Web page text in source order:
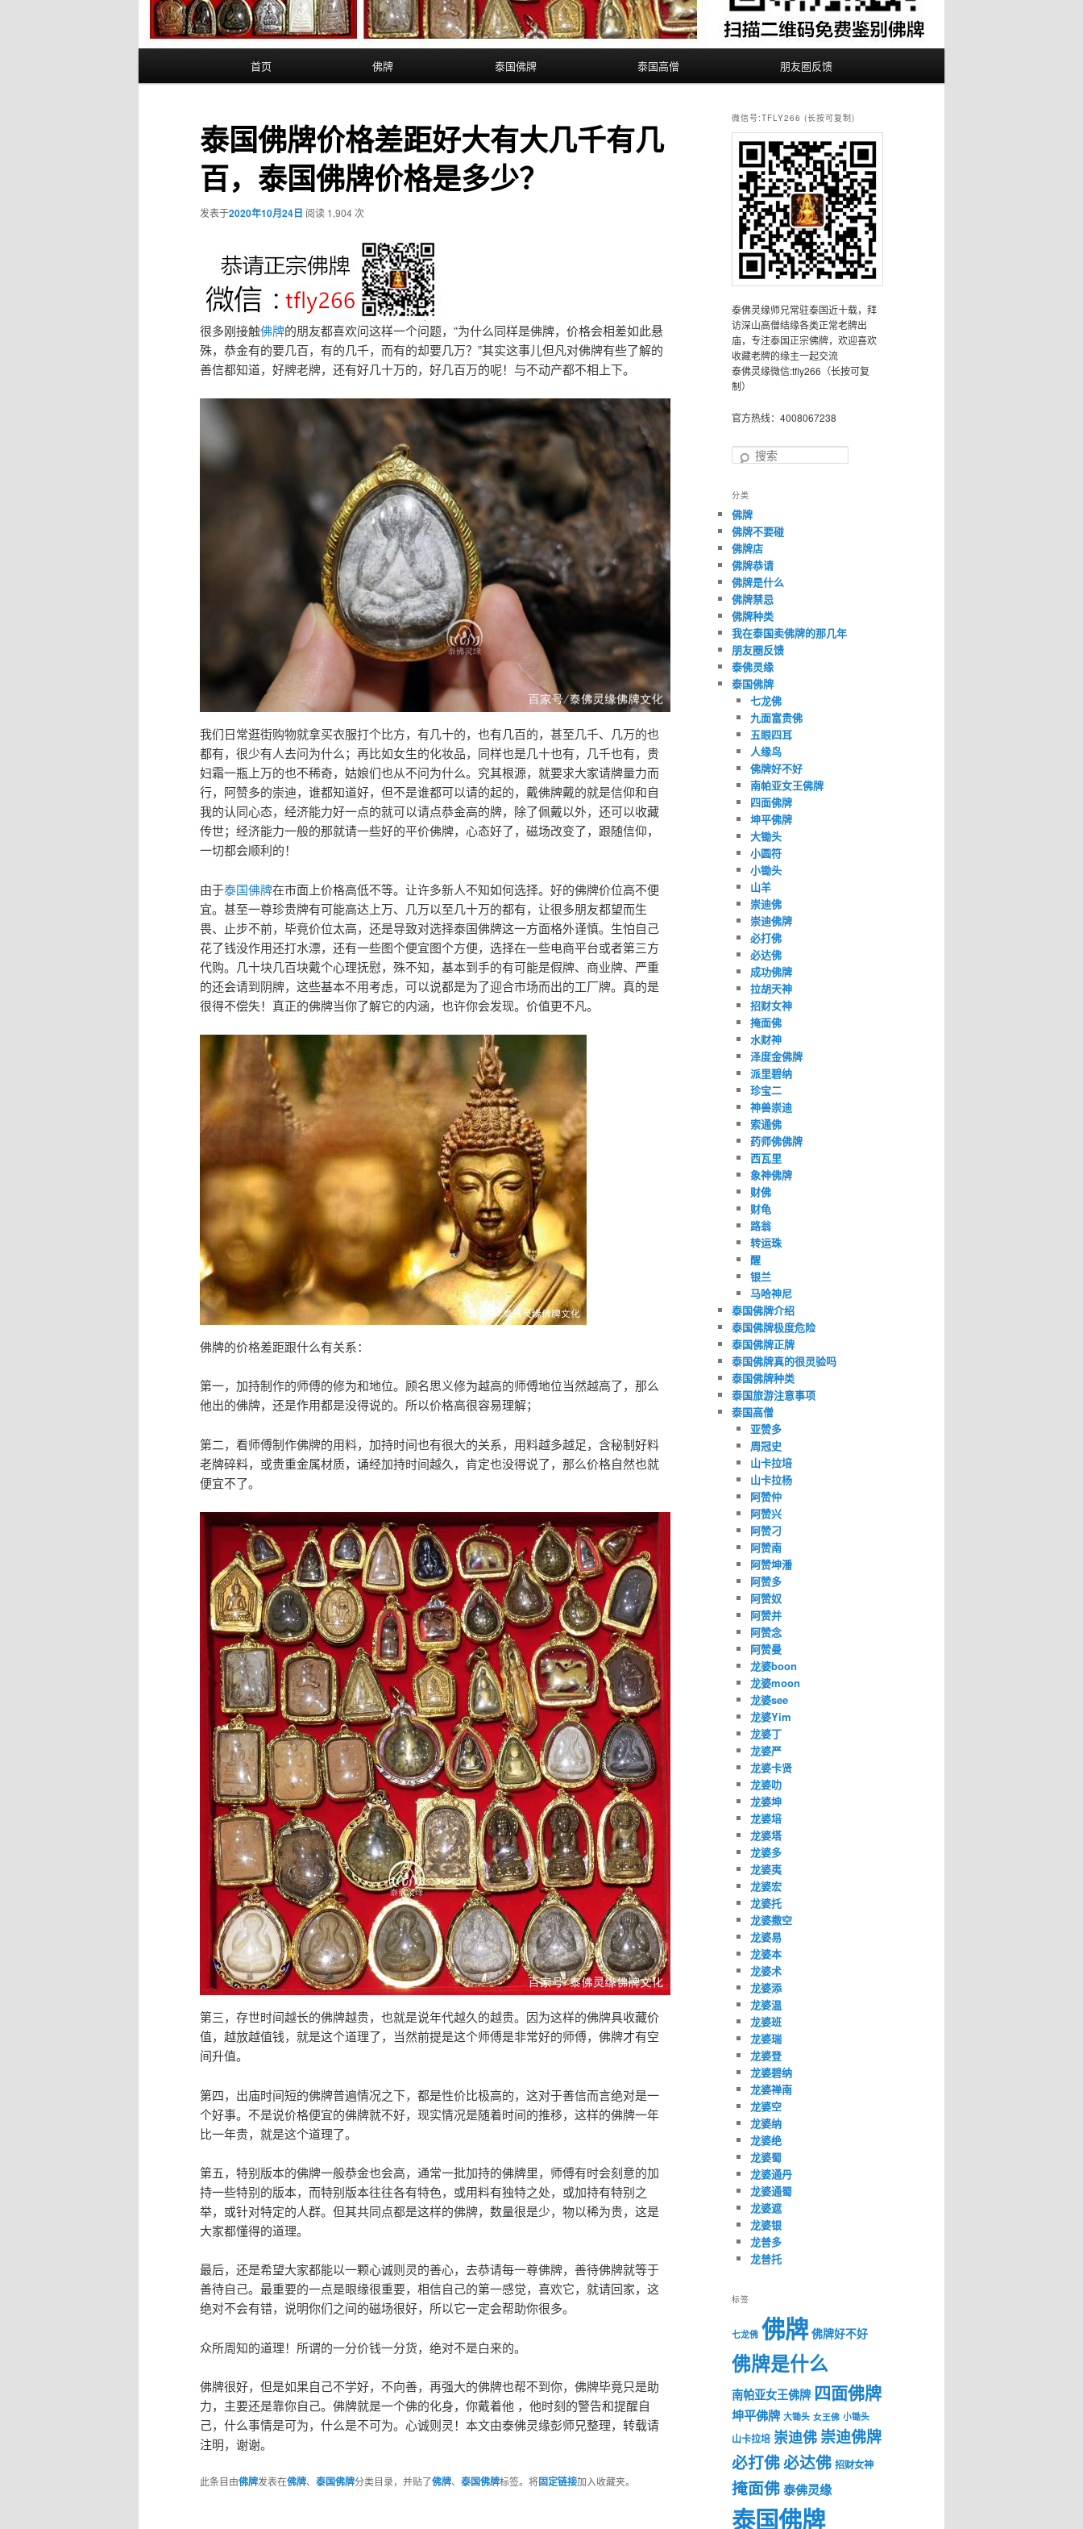
首页 佛牌 泰国佛牌 泰国高僧 朋友圈反馈
泰国佛牌价格差距好大有大几千有几
百，泰国佛牌价格是多少？
发表于2020年10月24日 阅读 1,904 次
很多刚接触佛牌的朋友都喜欢问这样一个问题，“为什么同样是佛牌，价格会相差如此悬
殊，恭金有的要几百，有的几千，而有的却要几万？”其实这事儿但凡对佛牌有些了解的
善信都知道，好牌老牌，还有好几十万的，好几百万的呢！与不动产都不相上下。
我们日常逛街购物就拿买衣服打个比方，有几十的，也有几百的，甚至几千、几万的也
都有，很少有人去问为什么；再比如女生的化妆品，同样也是几十也有，几千也有，贵
妇霜一瓶上万的也不稀奇，姑娘们也从不问为什么。究其根源，就要求大家请牌量力而
行，阿赞多的崇迪，谁都知道好，但不是谁都可以请的起的，戴佛牌戴的就是信仰和自
我的认同心态，经济能力好一点的就可以请点恭金高的牌，除了佩戴以外，还可以收藏
传世；经济能力一般的那就请一些好的平价佛牌，心态好了，磁场改变了，跟随信仰，
一切都会顺利的！
由于泰国佛牌在市面上价格高低不等。让许多新人不知如何选择。好的佛牌价位高不便
宜。甚至一尊珍贵牌有可能高达上万、几万以至几十万的都有，让很多朋友都望而生
畏、止步不前，毕竟价位太高，还是导致对选择泰国佛牌这一方面格外谨慎。生怕自己
花了钱没作用还打水漂，还有一些图个便宜图个方便，选择在一些电商平台或者第三方
代购。几十块几百块戴个心理抚慰，殊不知，基本到手的有可能是假牌、商业牌、严重
的还会请到阴牌，这些基本不用考虑，可以说都是为了迎合市场而出的工厂牌。真的是
很得不偿失！真正的佛牌当你了解它的内涵，也许你会发现。价值更不凡。
佛牌的价格差距跟什么有关系：
第一，加持制作的师傅的修为和地位。顾名思义修为越高的师傅地位当然越高了，那么
他出的佛牌，还是作用都是没得说的。所以价格高很容易理解；
第二，看师傅制作佛牌的用料，加持时间也有很大的关系，用料越多越足，含秘制好料
老牌碎料，或贵重金属材质，诵经加持时间越久，肯定也没得说了，那么价格自然也就
便宜不了。
第三，存世时间越长的佛牌越贵，也就是说年代越久的越贵。因为这样的佛牌具收藏价
值，越放越值钱，就是这个道理了，当然前提是这个师傅是非常好的师傅，佛牌才有空
间升值。
第四，出庙时间短的佛牌普遍情况之下，都是性价比极高的，这对于善信而言绝对是一
个好事。不是说价格便宜的佛牌就不好，现实情况是随着时间的推移，这样的佛牌一年
比一年贵，就是这个道理了。
第五，特别版本的佛牌一般恭金也会高，通常一批加持的佛牌里，师傅有时会刻意的加
持一些特别的版本，而特别版本往往各有特色，或用料有独特之处，或加持有特别之
举，或针对特定的人群。但其共同点都是这样的佛牌，数量很是少，物以稀为贵，这是
大家都懂得的道理。
最后，还是希望大家都能以一颗心诚则灵的善心，去恭请每一尊佛牌，善待佛牌就等于
善待自己。最重要的一点是眼缘很重要，相信自己的第一感觉，喜欢它，就请回家，这
绝对不会有错，说明你们之间的磁场很好，所以它一定会帮助你很多。
众所周知的道理！所谓的一分价钱一分货，绝对不是白来的。
佛牌很好，但是如果自己不学好，不向善，再强大的佛牌也帮不到你，佛牌毕竟只是助
力，主要还是靠你自己。佛牌就是一个佛的化身，你戴着他 ，他时刻的警告和提醒自
己，什么事情是可为，什么是不可为。心诚则灵！本文由泰佛灵缘彭师兄整理，转载请
注明，谢谢。
此条目由佛牌发表在佛牌、 泰国佛牌分类目录，并贴了佛牌、 泰国佛牌标签。将固定链接加入收藏夹。
微信号:TFLY266 (长按可复制)
泰佛灵缘师兄常驻泰国近十载，拜
访深山高僧结缘各类正常老牌出
庙，专注泰国正宗佛牌，欢迎喜欢
收藏老牌的缘主一起交流
泰佛灵缘微信:tfly266（长按可复
制）
官方热线：4008067238
搜
分类
佛牌
佛牌不要碰
佛牌店
佛牌恭请
佛牌是什么
佛牌禁忌
佛牌种类
我在泰国卖佛牌的那几年
朋友圈反馈
泰佛灵缘
泰国佛牌
七龙佛
九面富贵佛
五眼四耳
人缘鸟
佛牌好不好
南帕亚女王佛牌
四面佛牌
坤平佛牌
大锄头
小圆符
小锄头
山羊
崇迪佛
崇迪佛牌
必打佛
必达佛
成功佛牌
拉胡天神
招财女神
掩面佛
水财神
泽度金佛牌
派里碧纳
珍宝二
神兽崇迪
索通佛
药师佛佛牌
西瓦里
象神佛牌
财佛
财龟
路翁
转运珠
醒
银兰
马哈神尼
泰国佛牌介绍
泰国佛牌极度危险
泰国佛牌正牌
泰国佛牌真的很灵验吗
泰国佛牌种类
泰国旅游注意事项
泰国高僧
亚赞多
周冠史
山卡拉培
山卡拉杨
阿赞仲
阿赞兴
阿赞刁
阿赞南
阿赞坤潘
阿赞多
阿赞奴
阿赞并
阿赞念
阿赞曼
龙婆boon
龙婆moon
龙婆see
龙婆Yim
龙婆丁
龙婆严
龙婆卡贤
龙婆叻
龙婆坤
龙婆培
龙婆塔
龙婆多
龙婆夷
龙婆宏
龙婆托
龙婆撒空
龙婆易
龙婆本
龙婆术
龙婆添
龙婆温
龙婆班
龙婆瑞
龙婆登
龙婆碧纳
龙婆禅南
龙婆空
龙婆纳
龙婆绝
龙婆蜀
龙婆通丹
龙婆通蜀
龙婆遮
龙婆银
龙普多
龙普托
标签
七龙佛 佛牌 佛牌好不好
佛牌是什么
南帕亚女王佛牌 四面佛牌
坤平佛牌 大锄头 女王佛 小锄头
山卡拉培 崇迪佛崇迪佛牌
必打佛必达佛 招财女神
掩面佛泰佛灵缘
泰国佛牌